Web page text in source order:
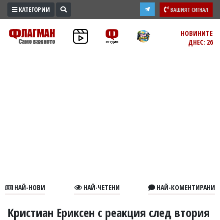
ПРОМО
ЗОНА
В
КАТЕГОРИИ ВАШИЯТ СИГНАЛ
НОВИНИТЕ
ДНЕС: 26
НАЙ-НОВИ НАЙ-ЧЕТЕНИ НАЙ-КОМЕНТИРАНИ
Кристиан Ериксен с реакция след втория